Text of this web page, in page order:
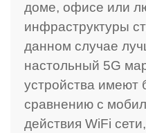
доме, офисе или
инфраструктуры
данном случае
настольный 5G
устройства имеют
сравнению с
действия WiFi